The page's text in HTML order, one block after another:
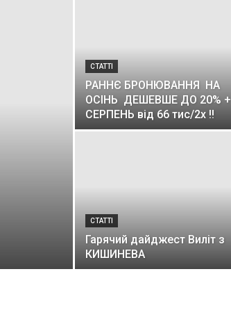
СТАТТІ
РАННЄ БРОНЮВАННЯ НА
ОСІНЬ ДЕШЕВШЕ ДО 20% +
СЕРПЕНЬ від 66 тис/2х !!
СТАТТІ
Гарячий дайджест Виліт з
КИШИНЕВА